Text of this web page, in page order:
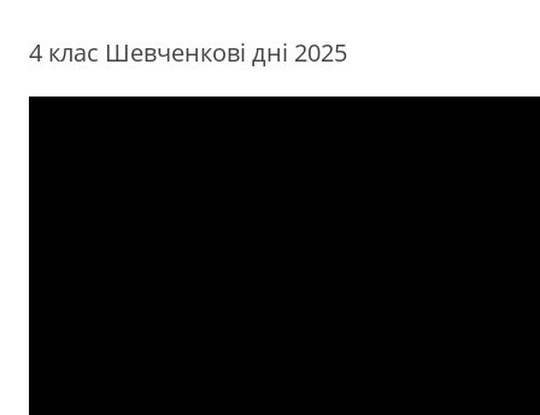
4 клас Шевченкові дні 2025